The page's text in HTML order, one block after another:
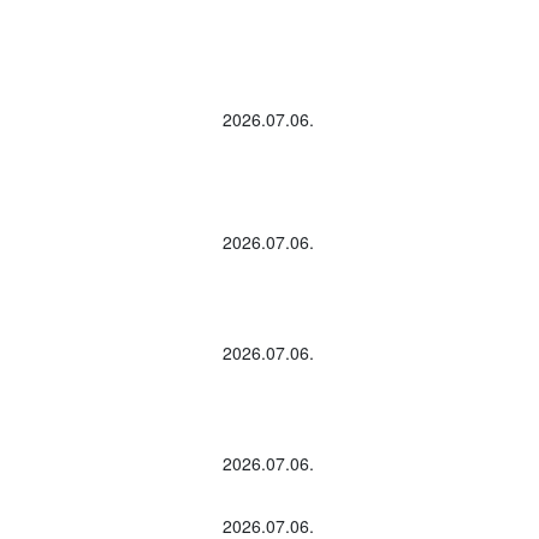
2026.07.06.
2026.07.06.
2026.07.06.
2026.07.06.
2026.07.06.